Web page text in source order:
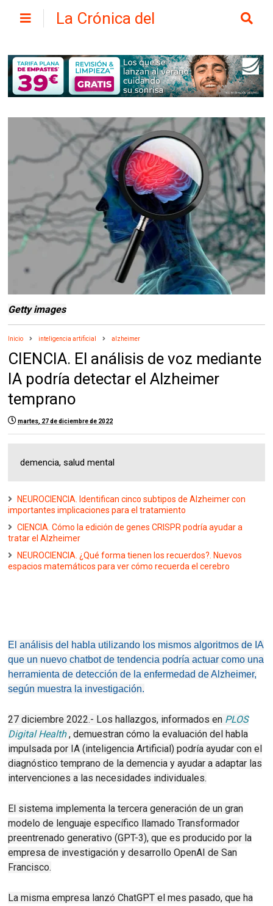
La Crónica del
Getty images
Inicio inteligencia artificial alzheimer
CIENCIA. El análisis de voz mediante
IA podría detectar el Alzheimer
temprano
martes, 27 de diciembre de 2022
demencia, salud mental
NEUROCIENCIA. Identifican cinco subtipos de Alzheimer con
importantes implicaciones para el tratamiento
CIENCIA. Cómo la edición de genes CRISPR podría ayudar a
tratar el Alzheimer
NEUROCIENCIA. ¿Qué forma tienen los recuerdos?. Nuevos
espacios matemáticos para ver cómo recuerda el cerebro
El análisis del habla utilizando los mismos algoritmos de IA
que un nuevo chatbot de tendencia podría actuar como una
herramienta de detección de la enfermedad de Alzheimer,
según muestra la investigación.
27 diciembre 2022.- Los hallazgos, informados en PLOS
Digital Health, demuestran cómo la evaluación del habla
impulsada por IA (inteligencia Artificial) podría ayudar con el
diagnóstico temprano de la demencia y ayudar a adaptar las
intervenciones a las necesidades individuales.
El sistema implementa la tercera generación de un gran
modelo de lenguaje específico llamado Transformador
preentrenado generativo (GPT-3), que es producido por la
empresa de investigación y desarrollo OpenAI de San
Francisco.
La misma empresa lanzó ChatGPT el mes pasado, que ha